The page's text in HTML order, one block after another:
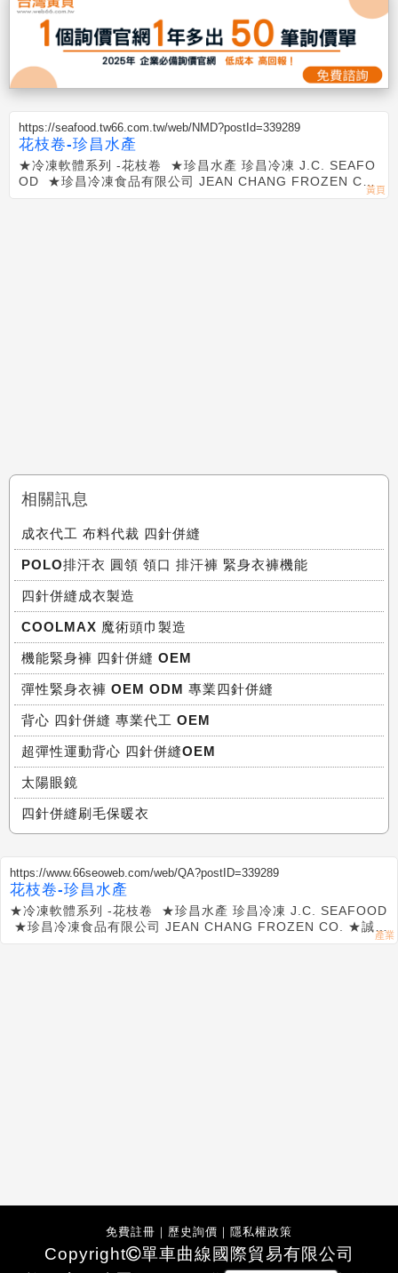
https://seafood.tw66.com.tw/web/NMD?postId=339289
花枝卷-珍昌水產
★冷凍軟體系列 -花枝卷 ★珍昌水產 珍昌冷凍 J.C. SEAFO
OD ★珍昌冷凍食品有限公司 JEAN CHANG FROZEN CO.
★誠信專業，大盤買賣，品質保證，提供客戶選購
相關訊息
成衣代工 布料代裁 四針併縫
POLO排汗衣 圓領 領口 排汗褲 緊身衣褲機能
四針併縫成衣製造
COOLMAX 魔術頭巾製造
機能緊身褲 四針併縫 OEM
彈性緊身衣褲 OEM ODM 專業四針併縫
背心 四針併縫 專業代工 OEM
超彈性運動背心 四針併縫OEM
太陽眼鏡
四針併縫刷毛保暖衣
https://www.66seoweb.com/web/QA?postID=339289
花枝卷-珍昌水產
★冷凍軟體系列 -花枝卷 ★珍昌水產 珍昌冷凍 J.C. SEAFOOD
★珍昌冷凍食品有限公司 JEAN CHANG FROZEN CO. ★誠信
專業，大盤買賣，品質保證，提供客戶選購
免費註冊 ｜ 歷史詢價 ｜ 隱私權政策
Copyright
單車曲線國際貿易有限公司